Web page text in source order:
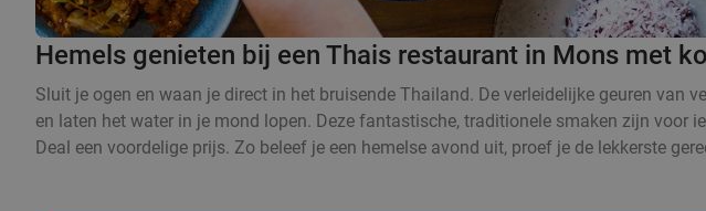
Hemels genieten bij een Thais restaurant in Mons met
Sluit je ogen en waan je direct in het bruisende Thailand. De verleidelijke geuren van
en laten het water in je mond lopen. Deze fantastische, traditionele smaken zijn voor
Deal een voordelige prijs. Zo beleef je een hemelse avond uit, proef je de lekkerste